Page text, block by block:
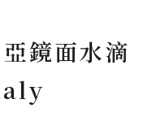
鏡面水滴